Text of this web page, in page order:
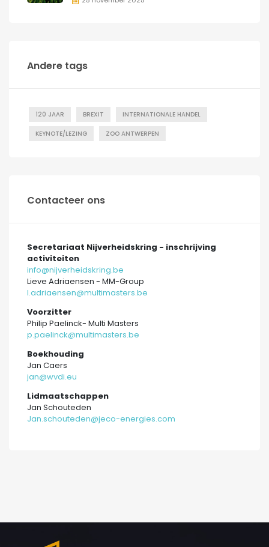
Andere tags
120 JAAR BREXIT INTERNATIONALE HANDEL
KEYNOTE/LEZING ZOO ANTWERPEN
Contacteer ons
Secretariaat Nijverheidskring - inschrijving
activiteiten
info@nijverheidskring.be
Lieve Adriaensen - MM-Group
l.adriaensen@multimasters.be
Voorzitter
Philip Paelinck- Multi Masters
p.paelinck@multimasters.be
Boekhouding
Jan Caers
jan@wvdi.eu
Lidmaatschappen
Jan Schouteden
Jan.schouteden@jeco-energies.com